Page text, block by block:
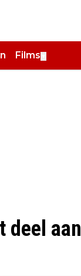
Films
deel aan